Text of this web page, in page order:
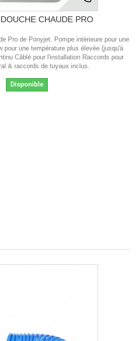
CHAUDE PRO
Pro de Ponyjet. Pompe intérieure pour une
pour une température plus élevée (jusqu'à
Câblé pour l'installation Raccords pour
& raccords de tuyaux inclus.
Disponible